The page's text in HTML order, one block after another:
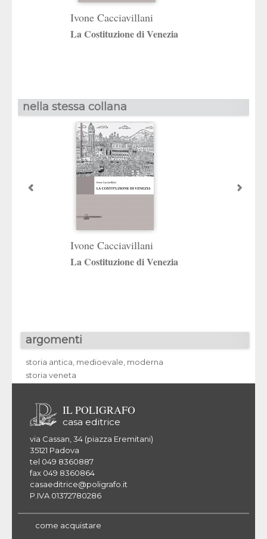
Ivone Cacciavillani
La Costituzione di Venezia
nella stessa collana
Ivone Cacciavillani
La Costituzione di Venezia
argomenti
storia antica, medioevale, moderna
storia veneta
IL POLIGRAFO
casa editrice
via Cassan, 34 (piazza Eremitani)
35121 Padova
tel 049 8360887
fax 049 8360864
casaeditrice@poligrafo.it
P.IVA 01372780286
come acquistare